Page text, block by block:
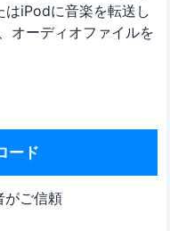
iPodに音楽を転送し
オーディオファイルを
ード
がご信頼